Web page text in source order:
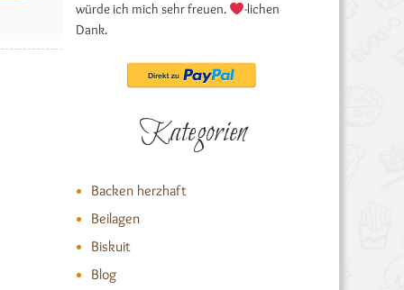
würde ich mich sehr freuen.
-lichen
Dank.
Kategorien
Backen herzhaft
Beilagen
Biskuit
Blog